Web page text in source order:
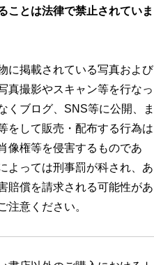
ことは法律で禁止されていま
に掲載されている写真および
真撮影やスキャン等を行なっ
くブログ、SNS等に公開、ま
をして販売・配布する行為は
像権等を侵害するものであ
よっては刑事罰が科され、あ
賠償を請求される可能性があ
注意ください。